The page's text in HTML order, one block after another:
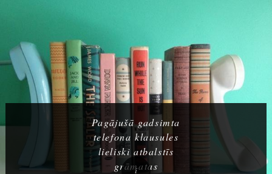
Pagājušā gadsimta
telefona klausules
lieliski atbalstīs
grāmatas